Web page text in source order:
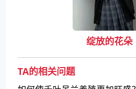
绽放的花朵
TA的相关问题